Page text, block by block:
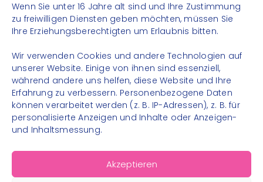
Wenn Sie unter 16 Jahre alt sind und Ihre Zustimmung
zu freiwilligen Diensten geben möchten, müssen Sie
Ihre Erziehungsberechtigten um Erlaubnis bitten.
Wir verwenden Cookies und andere Technologien auf
unserer Website. Einige von ihnen sind essenziell,
während andere uns helfen, diese Website und Ihre
Erfahrung zu verbessern. Personenbezogene Daten
können verarbeitet werden (z. B. IP-Adressen), z. B. für
personalisierte Anzeigen und Inhalte oder Anzeigen-
und Inhaltsmessung.
Akzeptieren
Barrierefreiheit
Datenschutz
Impressum
Kontakt
FOLGE UNS
Instagram
Facebook